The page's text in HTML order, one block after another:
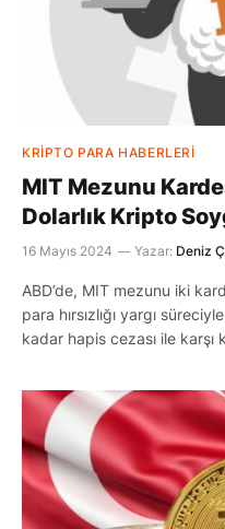
KRIPTO PARA HABERLERI
MIT Mezunu
Dolarlık Kripto
16 Mayıs 2024 Yazar: Deniz
ABD’de, MIT mezunu iki
para hırsızlığı yargı
kadar hapis cezası ile karşı